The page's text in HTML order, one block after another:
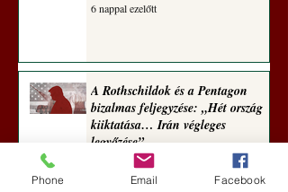
6 nappal ezelőtt
A Rothschildok és a Pentagon
bizalmas feljegyzése: „Hét ország
kiiktatása… Irán végleges
legyőzése”
Új Történelem
Phone Email Facebook